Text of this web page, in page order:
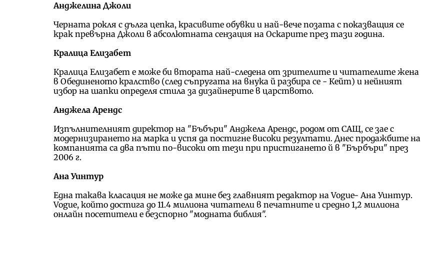
Анджелина Джоли
Черната рокля с дълга цепка, красивите обувки и най-вече позата с показващия се
крак превърна Джоли в абсолютната сензация на Оскарите през тази година.
Кралица Елизабет
Кралица Елизабет е може би втората най-следена от зрителите и читателите жена
в Обединеното кралство (след съпругата на внука й разбира се - Кейт) и нейният
избор на шапки определя стила за дизайнерите в царството.
Анджела Арендс
Изпълнителният директор на "Бъбъри" Анджела Арендс, родом от САЩ, се зае с
модернизирането на марка и успя да постигне високи резултати. Днес продажбите на
компанията са два пъти по-високи от тези при пристигането й в "Бърбъри" през
2006 г.
Ана Уинтур
Една такава класация не може да мине без главният редактор на Vogue- Ана Уинтур.
Vogue, който достига до 11.4 милиона читатели в печатните и средно 1,2 милиона
онлайн посетители е безспорно "модната библия".